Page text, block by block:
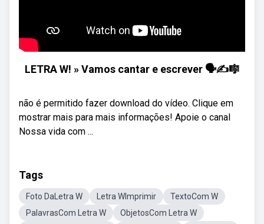
LETRA W! » Vamos cantar e escrever 🗣✍️🎼
não é permitido fazer download do vídeo. Clique em
mostrar mais para mais informações! Apoie o canal
Nossa vida com ...
Tags
Foto DaLetra W Letra WImprimir
TextoCom W
PalavrasCom Letra W
ObjetosCom Letra W